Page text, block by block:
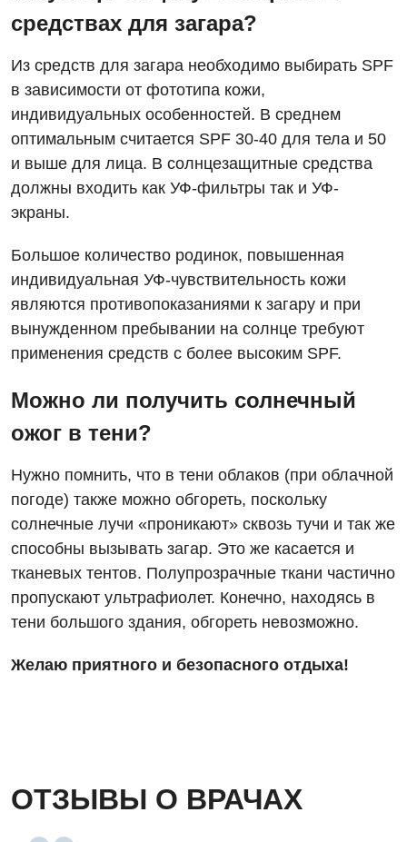
Акушерство и гинекология
Аллергология, иммунология
Бесплатные услуги
Вакцинация
Гастроэнтерология
Гинекологическое отделение
Дерматовенерология
Диетология
Дневной стационар
Кардиология
Кардиохирургия
Медицинская психология
Неврология
Нейрохирургия
Онкологическое отделение
Оториноларингология
Скорая медицинская помощь
Терапевтическое отделение
Травматологическое отделение
Урологическое отделение
Хирургическое отделение
Эндоскопическое отделение
Русский
средствах для загара?
Из средств для загара необходимо выбирать SPF
в зависимости от фототипа кожи,
индивидуальных особенностей. В среднем
оптимальным считается SPF 30-40 для тела и 50
и выше для лица. В солнцезащитные средства
должны входить как УФ-фильтры так и УФ-
экраны.
Большое количество родинок, повышенная
индивидуальная УФ-чувствительность кожи
являются противопоказаниями к загару и при
вынужденном пребывании на солнце требуют
применения средств с более высоким SPF.
Можно ли получить солнечный
ожог в тени?
Нужно помнить, что в тени облаков (при облачной
погоде) также можно обгореть, поскольку
солнечные лучи «проникают» сквозь тучи и так же
способны вызывать загар. Это же касается и
тканевых тентов. Полупрозрачные ткани частично
пропускают ультрафиолет. Конечно, находясь в
тени большого здания, обгореть невозможно.
Желаю приятного и безопасного отдыха!
ОТЗЫВЫ О ВРАЧАХ